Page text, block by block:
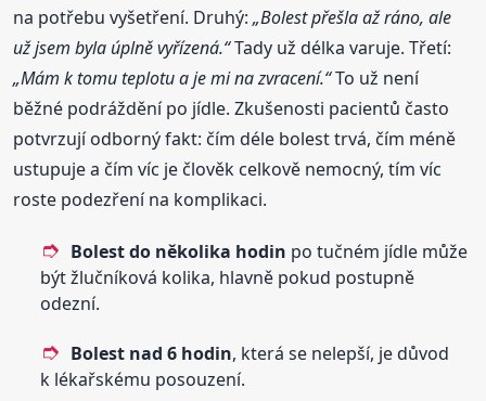
na potřebu vyšetření. Druhý:„Bolest přešla až ráno, ale
už jsem byla úplně vyřízená.“Tady už délka varuje. Třetí:
„Mám k tomu teplotu a je mi na zvracení.“To už není
běžné podráždění po jídle. Zkušenosti pacientů často
potvrzují odborný fakt: čím déle bolest trvá, čím méně
ustupuje a čím víc je člověk celkově nemocný, tím víc
roste podezření na komplikaci.
Bolest do několika hodin po tučném jídle může
být žlučníková kolika, hlavně pokud postupně
odezní.
Bolest nad 6 hodin, která se nelepší, je důvod
k lékařskému posouzení.